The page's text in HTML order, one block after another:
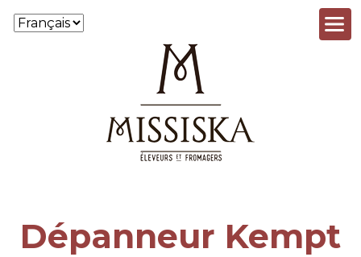
Aller au contenu principal
Dépanneur Kempt